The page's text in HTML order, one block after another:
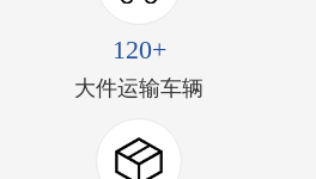
120+
大件运输车辆